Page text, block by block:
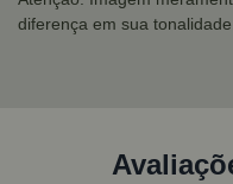
diferença em sua tonalidade..